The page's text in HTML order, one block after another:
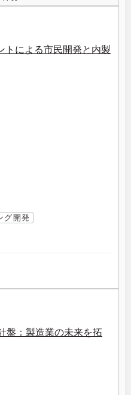
トによる市民開発と内製
グ開発
盤：製造業の未来を拓